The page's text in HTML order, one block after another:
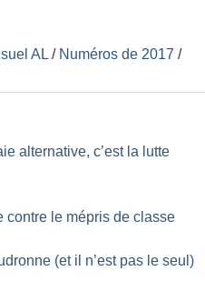
AL / Numéros de 2017 /
alternative, c’est la lutte
contre le mépris de classe
(et il n’est pas le seul)